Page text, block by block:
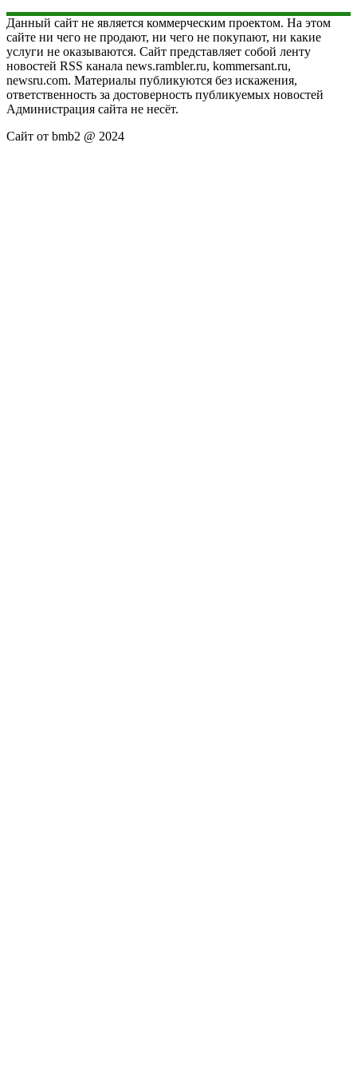
Данный сайт не является коммерческим проектом. На этом
сайте ни чего не продают, ни чего не покупают, ни какие
услуги не оказываются. Сайт представляет собой ленту
новостей RSS канала news.rambler.ru, kommersant.ru,
newsru.com. Материалы публикуются без искажения,
ответственность за достоверность публикуемых новостей
Администрация сайта не несёт.
Сайт от bmb2 @ 2024